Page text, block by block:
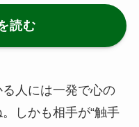
読む
人には一発で心の
しかも相手が“触手